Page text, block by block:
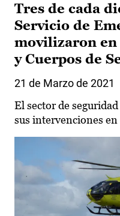
Tres de cada
Servicio de
movilizaron en
y Cuerpos de
21 de Marzo de 2021
El sector de
sus intervenciones en